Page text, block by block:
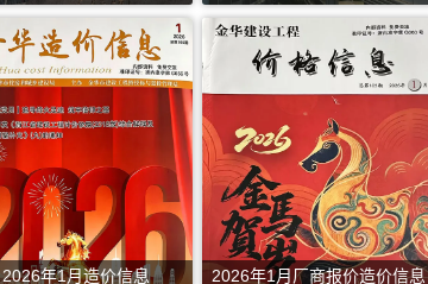
2026年1月造价信息 2026年1月厂商报价造价信息